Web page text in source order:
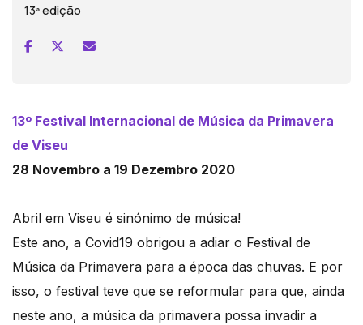
13ª edição
13º Festival Internacional de Música da Primavera
de Viseu
28 Novembro a 19 Dezembro 2020
Abril em Viseu é sinónimo de música!
Este ano, a Covid19 obrigou a adiar o Festival de
Música da Primavera para a época das chuvas. E por
isso, o festival teve que se reformular para que, ainda
neste ano, a música da primavera possa invadir a